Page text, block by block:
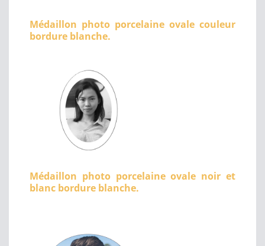
Médaillon photo porcelaine ovale couleur
bordure blanche.
Médaillon photo porcelaine ovale noir et
blanc bordure blanche.